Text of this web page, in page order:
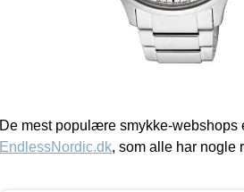
De mest populære smykke-webshops
EndlessNordic.dk, som alle har nogle